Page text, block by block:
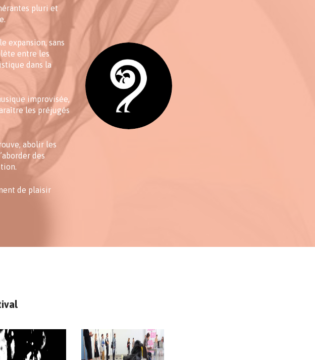
pluri et
expansion, sans
entre les
dans la
improvisée,
les préjugés
abolir les
des
de plaisir